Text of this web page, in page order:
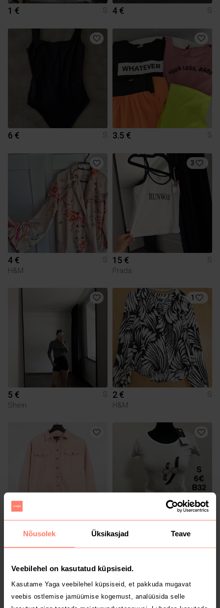
Nõusolek Üksikasjad Teave
Veebilehel on kasutatud küpsiseid.
Kasutame Yaga veebilehel küpsiseid, et pakkuda mugavat
veebis ostlemise jamüümise kogemust, analüüsida selle
1 € S 4 € S
6 € S 3.5 € S
4 €
S
H&M
3
15 €
S
Prada
5 €
S
Shein
1
2 €
S
H&M
S
6 €
Dolce & Gabbana
1